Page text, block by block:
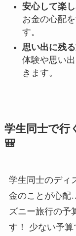
安心して楽
お金の心配
す。
思い出に残
体験や思い
きます。
学生同士で行
🎒
学生同士のディ
金のことが心配
ズニー旅行の予
す！ 少ない予